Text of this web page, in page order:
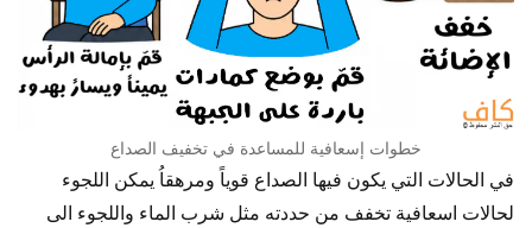
خطوات إسعافية للمساعدة في تخفيف الصداع
في الحالات التي يكون فيها الصداع قوياً ومرهقاُ يمكن اللجوء
لحالات اسعافية تخفف من حددته مثل شرب الماء واللجوء الى